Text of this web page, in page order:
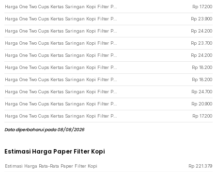
Rp 17.200
Rp 23.900
Rp 24.200
Rp 23.700
Rp 24.200
Rp 18.200
Rp 18.200
Rp 24.700
Rp 20.900
Rp 17.200
Data diperbaharui pada 08/08/2026
Estimasi Harga Paper Filter Kopi
Estimasi Harga Rata-Rata Paper Filter Kopi Rp 221.379